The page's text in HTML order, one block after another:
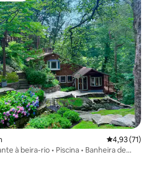
4,93 de uma
4,93 (71)
à beira-rio • Piscina • Banheira de